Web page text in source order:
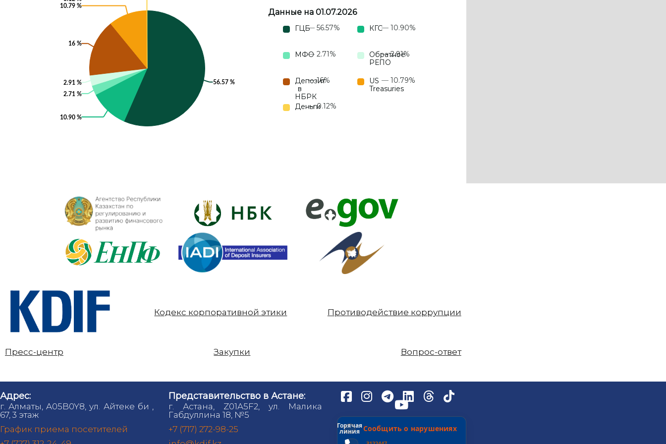
Данные на 01.07.2026
ГЦБ 56.57% КГС 10.90%
МФО 2.71%
Обратное
РЕПО
2.91%
Депозит
в
НБРК
16%
US
Treasuries
10.79%
Деньги0.12%
Кодекс корпоративной этики Противодействие коррупции
Пресс-центр Закупки Вопрос-ответ
Адрес:
г. Алматы, A05B0Y8, ул. Айтеке би ,
67, 3 этаж
График приема посетителей
Представительство в Астане:
г. Астана, Z01A5F2, ул. Малика
Габдуллина 18, №5
+7 (717) 272-98-25
Горячая
линия Сообщить о нарушениях